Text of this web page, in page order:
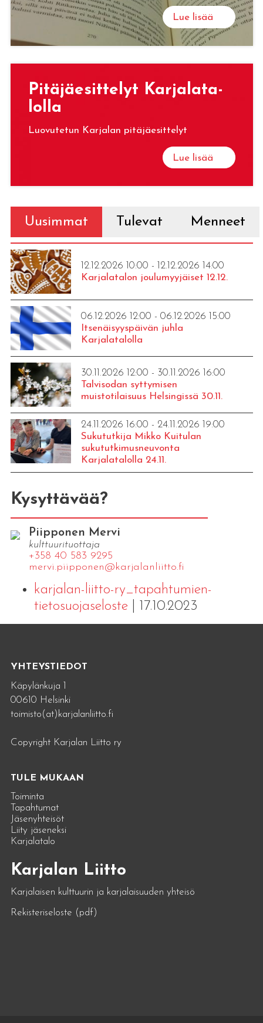
Lue lisää
Pi­tä­jäe­sit­te­lyt Kar­ja­la­ta­
lol­la
Luovutetun Karjalan pitäjäesittelyt
Lue lisää
Uusimmat Tulevat Menneet
12.12.2026 10:00 - 12.12.2026 14:00
Karjalatalon joulumyyjäiset 12.12.
06.12.2026 12:00 - 06.12.2026 15:00
Itsenäisyyspäivän juhla
Karjalatalolla
30.11.2026 12:00 - 30.11.2026 16:00
Talvisodan syttymisen
muistotilaisuus Helsingissä 30.11.
24.11.2026 16:00 - 24.11.2026 19:00
Sukututkija Mikko Kuitulan
sukututkimusneuvonta
Karjalatalolla 24.11.
Kysyttävää?
Piipponen Mervi
kulttuurituottaja
+358 40 583 9295
mervi.​piipponen@​kar​jala​nlii​tto.​fi
karjalan-liitto-ry_tapahtumien-
tietosuojaseloste| 17.10.2023
YHTEYSTIEDOT
Käpylänkuja 1
00610 Helsinki
toimisto(at)karjalanliitto.fi
Copyright Karjalan Liitto ry
TULE MUKAAN
Toiminta
Tapahtumat
Jäsenyhteisöt
Liity jäseneksi
Karjalatalo
Karjalan Liitto
Karjalaisen kulttuurin ja karjalaisuuden yhteisö
Rekisteriseloste (pdf)